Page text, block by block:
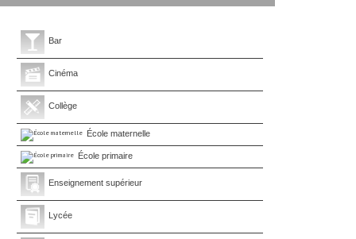
Bar
Cinéma
Collège
École maternelle
École primaire
Enseignement supérieur
Lycée